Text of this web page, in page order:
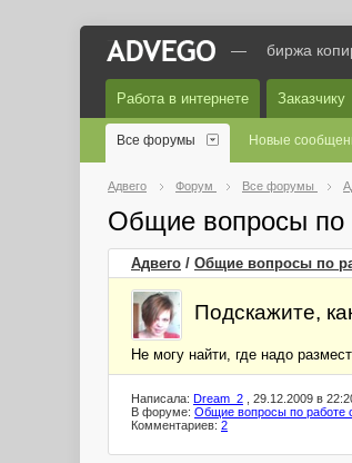
— биржа
Работа в интернете Заказчику
Все форумы Новые
Адвего Форум Все форумы
Общие вопросы по
Адвего / Общие вопросы по
Подскажите,
Не могу найти, где надо
Написала: Dream_2 , 29.12.2009 в
В форуме: Общие вопросы по работе
Комментариев: 2